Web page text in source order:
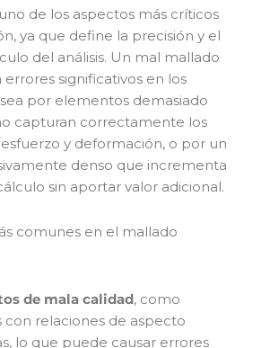
de los aspectos más críticos
ya que define la precisión y el
del análisis. Un mal mallado
significativos en los
por elementos demasiado
capturan correctamente los
y deformación, o por un
denso que incrementa
sin aportar valor adicional.
comunes en el mallado
de mala calidad, como
con relaciones de aspecto
lo que puede causar errores